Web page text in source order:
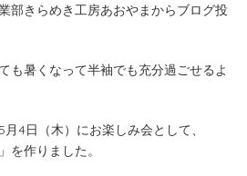
きらめき工房あおやまからブログ投
も暑くなって半袖でも充分過ごせるよ
4日（木）にお楽しみ会として、
を作りました。